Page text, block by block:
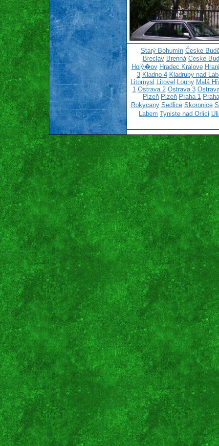
Starý Bohumín Česke
Breclav Brenná Ceske
Holý�ov Hradec Kralove
3 Kladno 4 Kladruby nad
Litomysl
Litovel Louny Malá
1 Ostrava 2 Ostrava 3
Plzeň Plzeň Praha 1
Rokycany Sedlice Skoronice
Labem Tyniste nad Orlici